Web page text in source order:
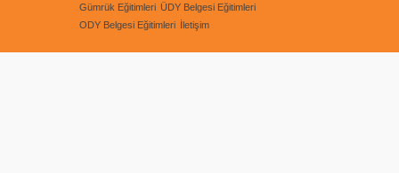
Gümrük Eğitimleri ÜDY Belgesi Eğitimleri
ODY Belgesi Eğitimleri İletişim